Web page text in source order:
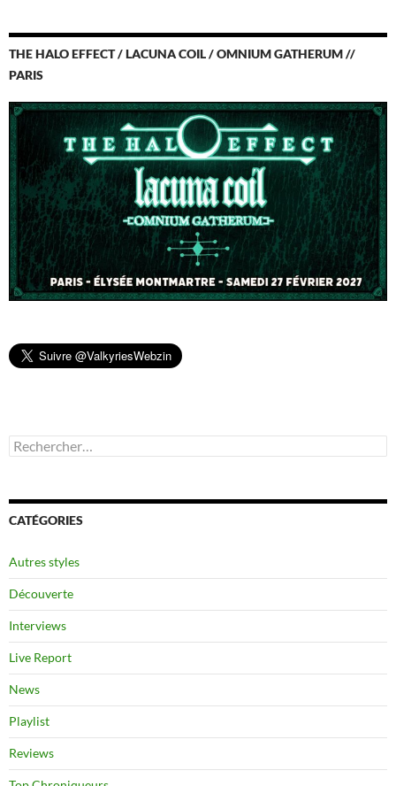
THE HALO EFFECT / LACUNA COIL / OMNIUM GATHERUM //
PARIS
Rechercher :
CATÉGORIES
Autres styles
Découverte
Interviews
Live Report
News
Playlist
Reviews